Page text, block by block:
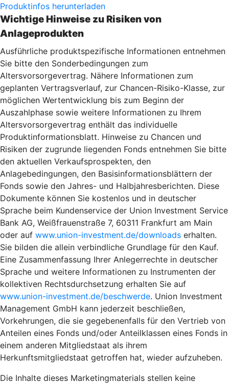
Produktinfos herunterladen
Wichtige Hinweise zu Risiken von
Anlageprodukten
Ausführliche produktspezifische Informationen entnehmen
Sie bitte den Sonderbedingungen zum
Altersvorsorgevertrag. Nähere Informationen zum
geplanten Vertragsverlauf, zur Chancen-Risiko-Klasse, zur
möglichen Wertentwicklung bis zum Beginn der
Auszahlphase sowie weitere Informationen zu Ihrem
Altersvorsorgevertrag enthält das individuelle
Produktinformationsblatt. Hinweise zu Chancen und
Risiken der zugrunde liegenden Fonds entnehmen Sie bitte
den aktuellen Verkaufsprospekten, den
Anlagebedingungen, den Basisinformationsblättern der
Fonds sowie den Jahres- und Halbjahresberichten. Diese
Dokumente können Sie kostenlos und in deutscher
Sprache beim Kundenservice der Union Investment Service
Bank AG, Weißfrauenstraße 7, 60311 Frankfurt am Main
oder auf www.union-investment.de/downloads erhalten.
Sie bilden die allein verbindliche Grundlage für den Kauf.
Eine Zusammenfassung Ihrer Anlegerrechte in deutscher
Sprache und weitere Informationen zu Instrumenten der
kollektiven Rechtsdurchsetzung erhalten Sie auf
www.union-investment.de/beschwerde. Union Investment
Management GmbH kann jederzeit beschließen,
Vorkehrungen, die sie gegebenenfalls für den Vertrieb von
Anteilen eines Fonds und/oder Anteilklassen eines Fonds in
einem anderen Mitgliedstaat als ihrem
Herkunftsmitgliedstaat getroffen hat, wieder aufzuheben.
Die Inhalte dieses Marketingmaterials stellen keine